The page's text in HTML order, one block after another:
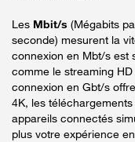
Les Mbit/s (Mégabits
seconde) mesurent la
connexion en Mbt/s est
comme le streaming
connexion en Gbt/s
4K, les
appareils connectés
plus votre expérience